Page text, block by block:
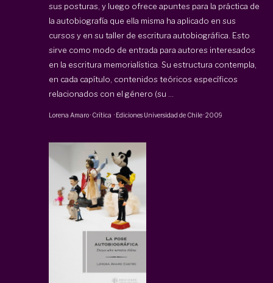
sus posturas, y luego ofrece apuntes para la práctica de
la autobiografía que ella misma ha aplicado en sus
cursos y en su taller de escritura autobiográfica. Esto
sirve como modo de entrada para autores interesados
en la escritura memorialística. Su estructura contempla,
en cada capítulo, contenidos teóricos específicos
relacionados con el género (su ...
Lorena Amaro· Crítica · Ediciones Universidad de Chile·2009